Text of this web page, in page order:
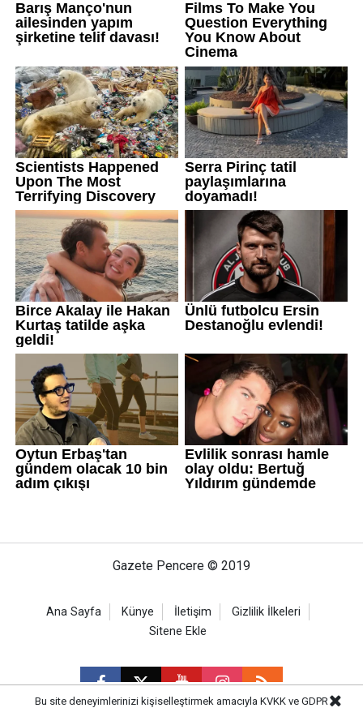
Gazete Pencere © 2019
Ana Sayfa Künye İletişim
Gizlilik İlkeleri
Sitene Ekle
Bu site deneyimlerinizi kişiselleştirmek amacıyla KVKK ve GDPR